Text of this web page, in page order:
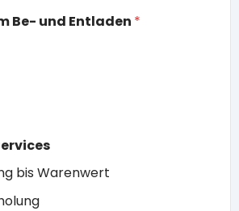
Be- und Entladen *
bis Warenwert